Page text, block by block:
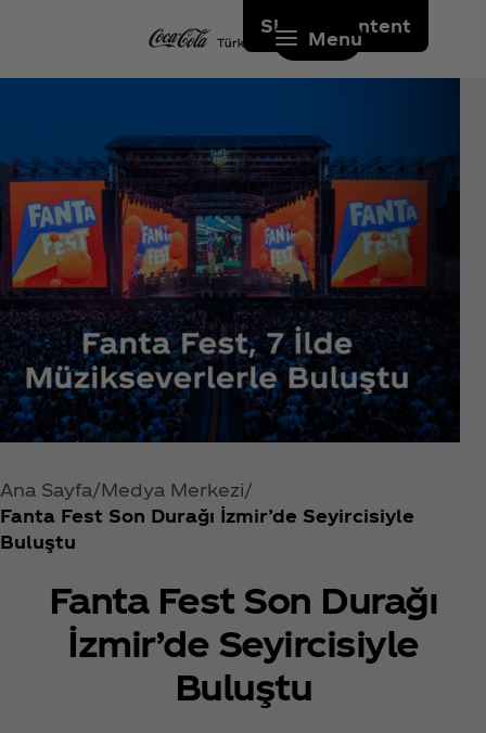
Skip to content
Menu
Ana Sayfa Medya Merkezi
Fanta Fest Son Durağı İzmir’de Seyircisiyle
Buluştu
Fanta Fest Son Durağı
İzmir’de Seyircisiyle
Buluştu